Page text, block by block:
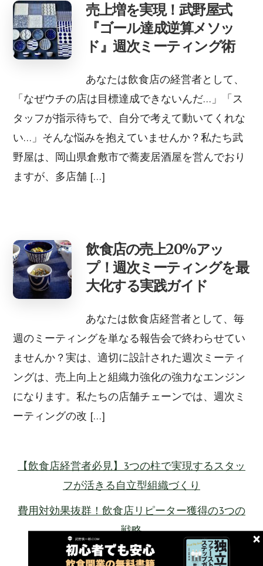
売上増を実現！武野屋式
『ゴール達成逆算メソッ
ド』週次ミーティング術
あなたは飲食店の経営者として、
「なぜウチの店は目標達成できないんだ…」「ス
タッフが指示待ちで、自分で考えて動いてくれな
い…」そんな悩みを抱えていませんか？私たち武
野屋は、岡山県倉敷市で蕎麦居酒屋を営んでおり
ますが、多店舗 […]
飲食店の売上20%アッ
プ！週次ミーティングを最
大化する実践ガイド
あなたは飲食店経営者として、毎
週のミーティングを単なる報告会で終わらせてい
ませんか？実は、適切に設計された週次ミーティ
ングは、売上向上と組織力強化の強力なエンジン
になります。私たちの店舗チェーンでは、週次ミ
ーティングの改 […]
【飲食店経営者必見】3つの柱で実現するスタッ
フが活きる自立型組織づくり
費用対効果抜群！飲食店リピーター獲得の3つの
戦略